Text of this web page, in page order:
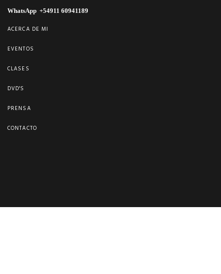
WhatsApp +54911 60941189
ACERCA DE MI
EVENTOS
CLASES
DVD'S
PRENSA
CONTACTO